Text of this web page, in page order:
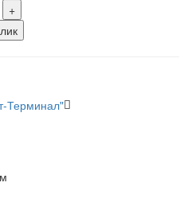
+
Терминал"